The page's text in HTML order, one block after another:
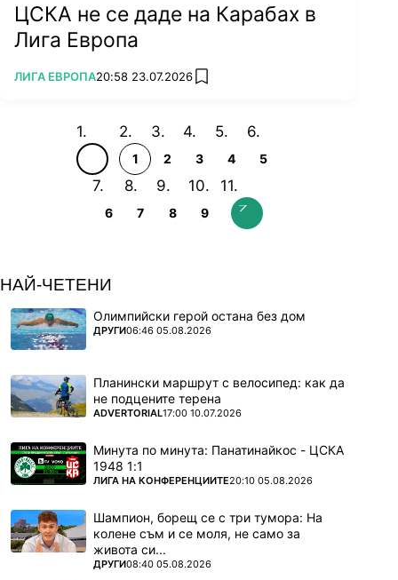
ЦСКА не се даде на Карабах в
Лига Европа
ПОВЕЧЕ ОТ
ЛИГА ЕВРОПА20:58 23.07.2026 add favorites
1 2 3 4 5
6 7 8 9
НАЙ-ЧЕТЕНИ
Олимпийски герой остана без дом
ПОВЕЧЕ ОТ
ДРУГИ06:46 05.08.2026
Планински маршрут с велосипед: как да
не подцените терена
ПОВЕЧЕ ОТ
ADVERTORIAL17:00 10.07.2026
Минута по минута: Панатинайкос - ЦСКА
1948 1:1
ПОВЕЧЕ ОТ
ЛИГА НА КОНФЕРЕНЦИИТЕ20:10 05.08.2026
Шампион, борещ се с три тумора: На
колене съм и се моля, не само за
живота си...
ПОВЕЧЕ ОТ
ДРУГИ08:40 05.08.2026